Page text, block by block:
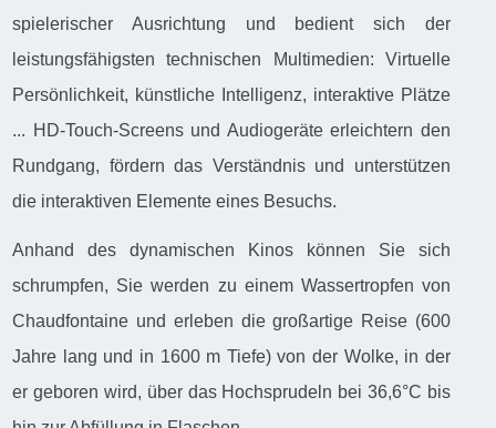
spielerischer Ausrichtung und bedient sich der
leistungsfähigsten technischen Multimedien: Virtuelle
Persönlichkeit, künstliche Intelligenz, interaktive Plätze
... HD-Touch-Screens und Audiogeräte erleichtern den
Rundgang, fördern das Verständnis und unterstützen
die interaktiven Elemente eines Besuchs.
Anhand des dynamischen Kinos können Sie sich
schrumpfen, Sie werden zu einem Wassertropfen von
Chaudfontaine und erleben die großartige Reise (600
Jahre lang und in 1600 m Tiefe) von der Wolke, in der
er geboren wird, über das Hochsprudeln bei 36,6°C bis